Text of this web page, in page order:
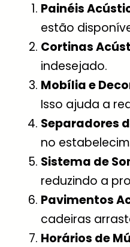
Painéis
estão
Cortinas
indesejado.
Mobília e
Isso ajuda a
Separadores
no
Sistema de
reduzindo a
Pavimentos
cadeiras
Horários de